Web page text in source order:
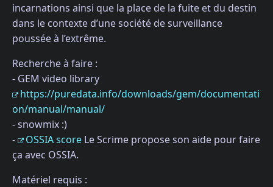
incarnations ainsi que la place de la fuite et du destin
dans le contexte d’une société de surveillance
poussée à l’extrême.
Recherche à faire :
- GEM video library
https://puredata.info/downloads/gem/documentati
on/manual/manual/
- snowmix :)
-
OSSIA score Le Scrime propose son aide pour faire
ça avec OSSIA.
Matériel requis :